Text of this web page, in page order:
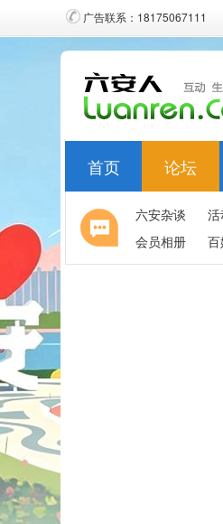
广告联系：18175067111
首页 论坛
六安杂谈
会员相册